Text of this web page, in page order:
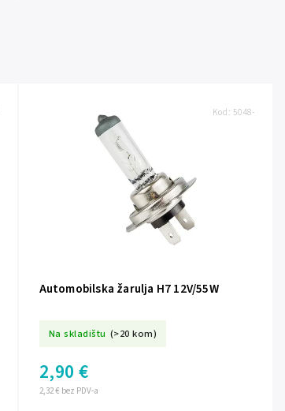
Automobilska žarulja H7 12V/55W
Na skladištu (>20 kom)
2,32 € bez PDV-a
2,90 €
Kod: 5048-